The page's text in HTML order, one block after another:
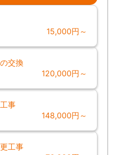
15,000円～
交換
120,000円～
事
148,000円～
工事